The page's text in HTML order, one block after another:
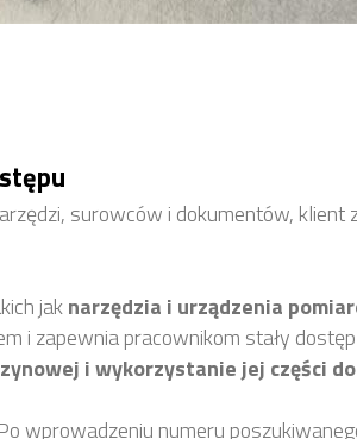
surowców i dokumentów, klient
jaknarzędzia i urządzenia
i zapewnia pracownikom stały
i wykorzystanie jej części
wprowadzeniu numeru